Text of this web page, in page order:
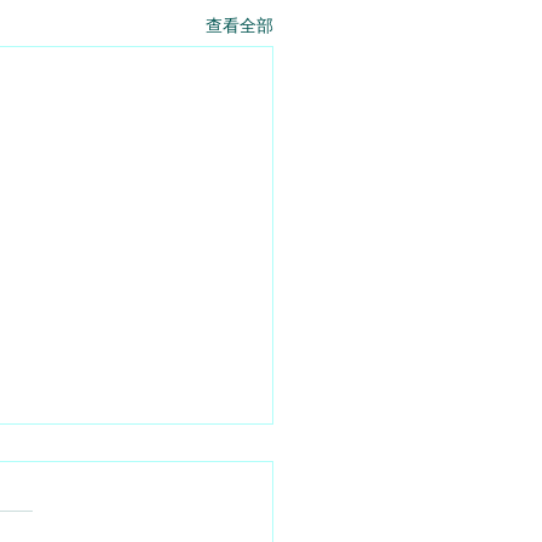
查看全部
固還會繼續 - 2026 - 08